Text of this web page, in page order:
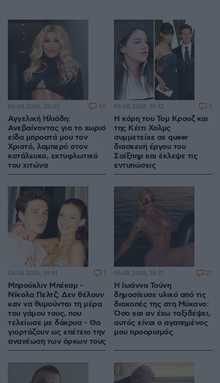
Αγγελική Ηλιάδη:
Ανεβαίνοντας για το χωριό
είδα μπροστά μου τον
Χριστό, λαμπερό στον
κατάλευκο, εκτυφλωτικό
του χιτώνα
06.08.2026, 20:05 50
Η κόρη του Τομ Κρουζ και
της Κέιτι Χολμς
συμμετείχε σε queer
διασκευή έργου του
Σαίξπηρ και έκλεψε τις
εντυπώσεις
06.08.2026, 19:32 5
Μπρούκλιν Μπέκαμ -
Νίκολα Πελτζ: Δεν θέλουν
καν να θυμούνται τη μέρα
του γάμου τους, που
τελείωσε με δάκρυα - Θα
γιορτάζουν ως επέτειο την
ανανέωση των όρκων τους
06.08.2026, 19:01 1
Η Ιωάννα Τούνη
δημοσίευσε υλικό από τις
διακοπές της στη Μύκονο:
Όσο και αν έχω ταξιδέψει,
αυτός είναι ο αγαπημένος
μου προορισμός
06.08.2026, 18:31 21